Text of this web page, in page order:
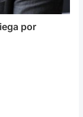
por